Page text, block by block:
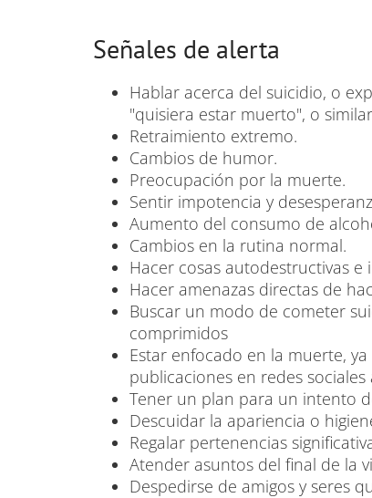
Señales de alerta
Hablar acerca del suicidio, o
"quisiera estar muerto", o
Retraimiento extremo.
Cambios de humor.
Preocupación por la muerte.
Sentir impotencia y
Aumento del consumo de
Cambios en la rutina normal.
Hacer cosas autodestructivas e
Hacer amenazas directas de
Buscar un modo de cometer
comprimidos
Estar enfocado en la muerte,
publicaciones en redes
Tener un plan para un intento
Descuidar la apariencia o
Regalar pertenencias
Atender asuntos del final de la
Despedirse de amigos y seres